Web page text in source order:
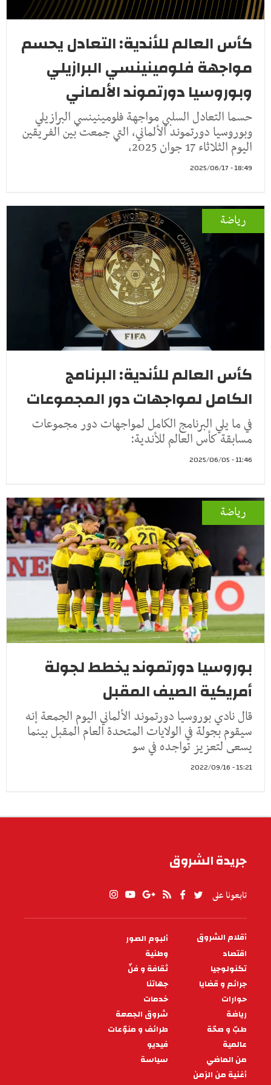
كأس العالم للأندية: التعادل يحسم
مواجهة فلومينينسي البرازيلي
وبوروسيا دورتموند الألماني
حسما التعادل السلبي مواجهة فلومينينسي البرازيلي
وبوروسيا دورتموند الألماني، التي جمعت بين الفريقين
اليوم الثلاثاء 17 جوان 2025،
18:49 - 2025/06/17
رياضة
كأس العالم للأندية: البرنامج
الكامل لمواجهات دور المجموعات
في ما يلي البرنامج الكامل لمواجهات دور مجموعات
مسابقة كأس العالم للأندية:
11:46 - 2025/06/05
رياضة
بوروسيا دورتموند يخطط لجولة
أمريكية الصيف المقبل
قال نادي بوروسيا دورتموند الألماني اليوم الجمعة إنه
سيقوم بجولة في الولايات المتحدة العام المقبل بينما
يسعى لتعزيز تواجده في سو
15:21 - 2022/09/16
جريدة الشروق
تابعونا على
PIED
DE
PAGE
أقلام الشروق
ألبوم الصور
اقتصاد
وطنية
تكنولوجيا
ثقافة و فنّ
جرائم و قضايا
جهاتنا
حوارات
خدمات
رياضة
شروق الجمعة
طبّ و صحّة
طرائف و منوّعات
عالمية
فيديو
من الماضي
سياسة
أغنية من الزمن